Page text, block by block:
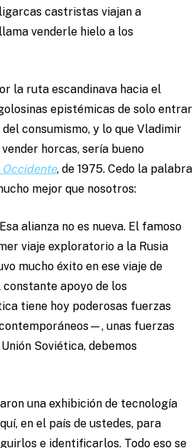
castristas viajan a
venderle hielo a los
la ruta escandinava hacia el
epistémicas de solo entrar
consumismo, y lo que Vladimir
horcas, sería bueno
, de 1975. Cedo la palabra
mejor que nosotros:
alianza no es nueva. El famoso
viaje exploratorio a la Rusia
mucho éxito en ese viaje de
constante apoyo de los
tiene hoy poderosas fuerzas
unas fuerzas
Soviética, debemos
una exhibición de tecnología
en el país de ustedes, para
e identificarlos. Todo eso se